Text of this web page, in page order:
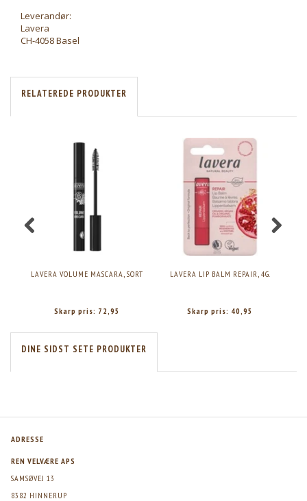
Leverandør:
Lavera
CH-4058 Basel
RELATEREDE PRODUKTER
LAVERA VOLUME MASCARA, SORT
Skarp pris: 72,95
LAVERA LIP BALM REPAIR, 4G.
Skarp pris: 40,95
DINE SIDST SETE PRODUKTER
ADRESSE
REN VELVÆRE APS
SAMSØVEJ 13
8382 HINNERUP